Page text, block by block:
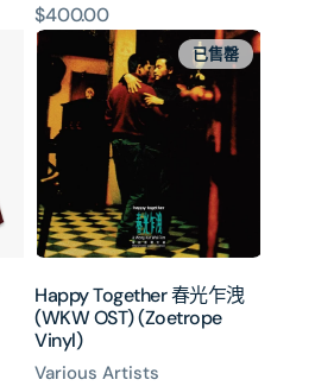
原
價
$400.00
Happy
Together
春
光
乍
洩
(WKW
OST)
(Zoetrope
已售罄
Happy Together 春光乍洩
(WKW OST) (Zoetrope
Vinyl)
Various Artists